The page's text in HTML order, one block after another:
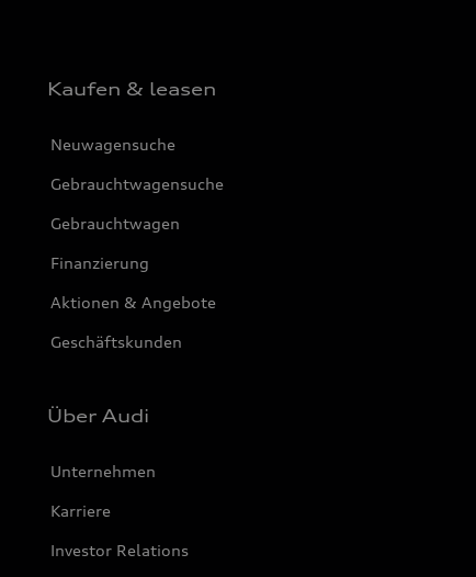
Kaufen & leasen
Neuwagensuche
Gebrauchtwagensuche
Gebrauchtwagen
Finanzierung
Aktionen & Angebote
Geschäftskunden
Über Audi
Unternehmen
Karriere
Investor Relations